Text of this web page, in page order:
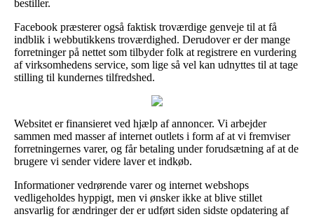
bestiller.
Facebook præsterer også faktisk troværdige genveje til at få
indblik i webbutikkens troværdighed. Derudover er der mange
forretninger på nettet som tilbyder folk at registrere en vurdering
af virksomhedens service, som lige så vel kan udnyttes til at tage
stilling til kundernes tilfredshed.
Websitet er finansieret ved hjælp af annoncer. Vi arbejder
sammen med masser af internet outlets i form af at vi fremviser
forretningernes varer, og får betaling under forudsætning af at de
brugere vi sender videre laver et indkøb.
Informationer vedrørende varer og internet webshops
vedligeholdes hyppigt, men vi ønsker ikke at blive stillet
ansvarlig for ændringer der er udført siden sidste opdatering af